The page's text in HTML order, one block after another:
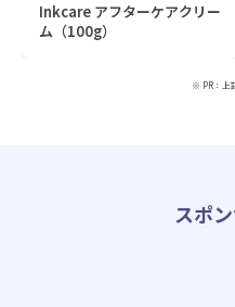
Inkcare アフターケアクリー
ム（100g）
※ PR：上
スポ